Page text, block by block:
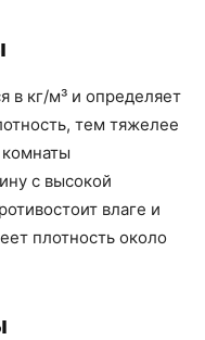
в кг/м³ и определяет
тем тяжелее
с высокой
влаге и
плотность около